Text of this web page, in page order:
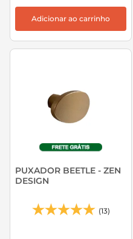
Adicionar ao carrinho
PUXADOR BEETLE - ZEN
DESIGN
(13)